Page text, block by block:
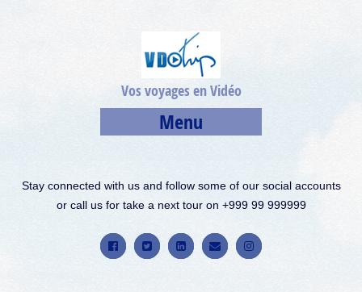
Vos voyages en Vidéo
Menu
Stay connected with us and follow some of our social accounts
or call us for take a next tour on +999 99 999999